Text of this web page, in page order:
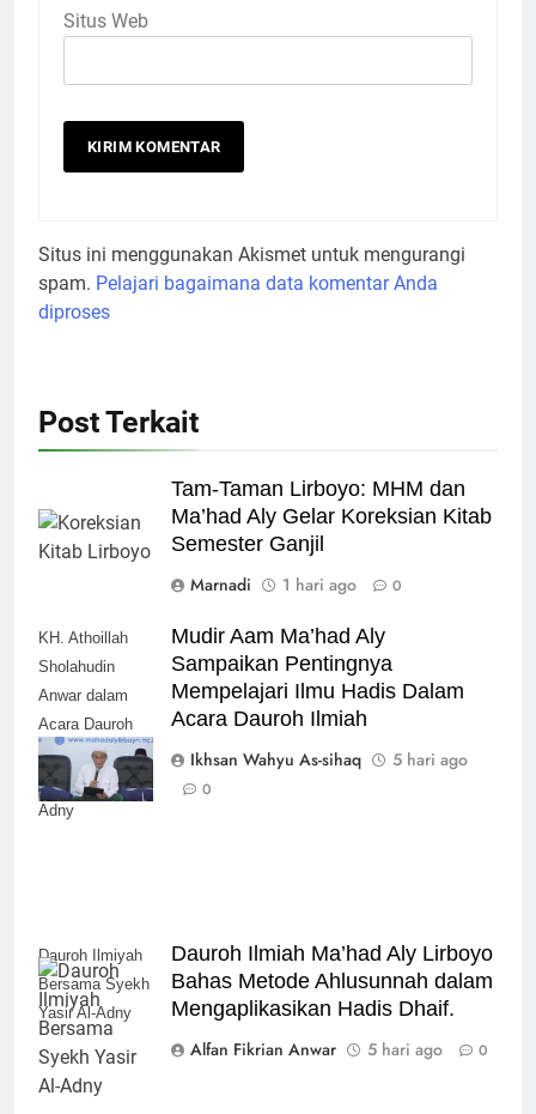
Situs Web
Situs ini menggunakan Akismet untuk mengurangi
spam. Pelajari bagaimana data komentar Anda
diproses
Post Terkait
Tam-Taman Lirboyo: MHM dan
Ma’had Aly Gelar Koreksian Kitab
Semester Ganjil
Marnadi
1 hari ago 0
KH. Athoillah
Sholahudin
Anwar dalam
Acara Dauroh
Ilmiah bersama
Syekh Yasir Al-
Adny
Mudir Aam Ma’had Aly
Sampaikan Pentingnya
Mempelajari Ilmu Hadis Dalam
Acara Dauroh Ilmiah
Ikhsan Wahyu As-sihaq
5 hari ago
0
Dauroh Ilmiyah
Bersama Syekh
Yasir Al-Adny
Dauroh Ilmiah Ma’had Aly Lirboyo
Bahas Metode Ahlusunnah dalam
Mengaplikasikan Hadis Dhaif.
Alfan Fikrian Anwar
5 hari ago 0